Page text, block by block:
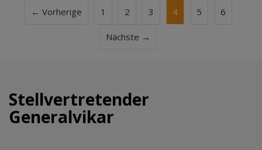
← Vorherige 1 2 3 4 5 6
Nächste →
Stellvertretender
Generalvikar